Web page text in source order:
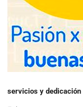
servicios y